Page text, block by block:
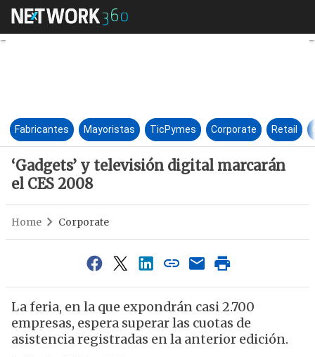
‘Gadgets’ y televisión digital
Fabricantes Mayoristas TicPymes Corporate Retail
‘Gadgets’ y televisión digital marcarán
el CES 2008
Home Corporate
La feria, en la que expondrán casi 2.700
empresas, espera superar las cuotas de
asistencia registradas en la anterior edición.